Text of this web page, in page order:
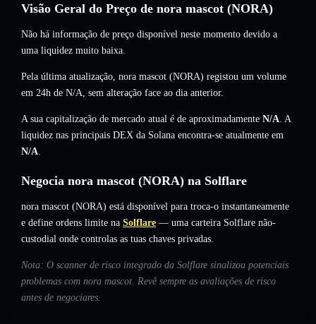
Visão Geral do Preço de nora mascot (NORA)
Não há informação de preço disponível neste momento devido a
uma liquidez muito baixa.
Pela última atualização, nora mascot (NORA) registou um volume
em 24h de N/A, sem alteração face ao dia anterior.
A sua capitalização de mercado atual é de aproximadamente N/A. A
liquidez nas principais DEX da Solana encontra-se atualmente em
N/A.
Negocia nora mascot (NORA) na Solflare
nora mascot (NORA) está disponível para troca-o instantaneamente
e define ordens limite na Solflare — uma carteira Solflare não-
custodial onde controlas as tuas chaves privadas.
Nota: O scanner de risco integrado da Solflare sinalizou potenciais
problemas com nora mascot. Revê sempre as avaliações de risco
antes de negociares.